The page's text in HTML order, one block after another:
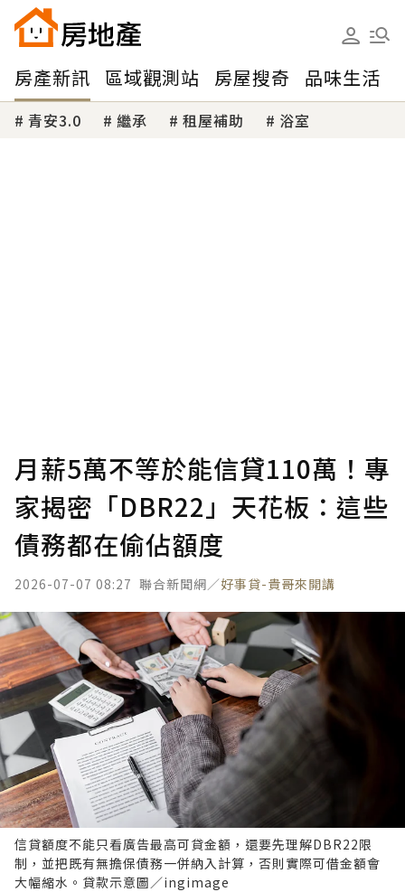
房產新訊 區域觀測站 房屋搜奇 品味生活
青安3.0 繼承 租屋補助 浴室
月薪5萬不等於能信貸110萬！專
家揭密「DBR22」天花板：這些
債務都在偷佔額度
2026-07-07 08:27 聯合新聞網／好事貸-貴哥來開講
信貸額度不能只看廣告最高可貸金額，還要先理解DBR22限
制，並把既有無擔保債務一併納入計算，否則實際可借金額會
大幅縮水。貸款示意圖／ingimage